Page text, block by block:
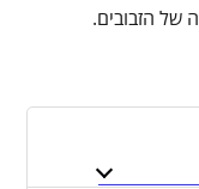
של הזבובים.